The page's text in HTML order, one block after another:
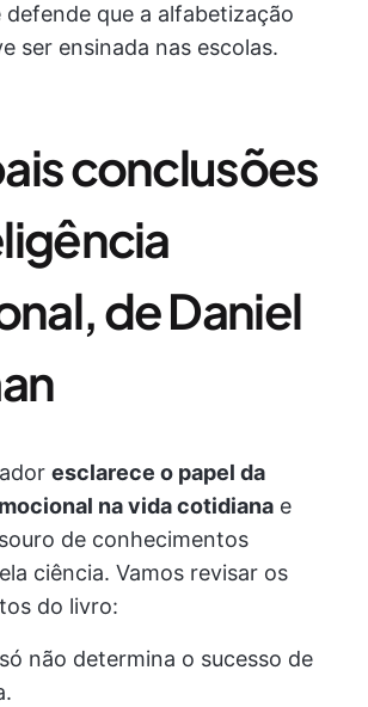
defende que a alfabetização
ser ensinada nas escolas.
conclusões
de Daniel
esclarece o papel da
na vida cotidiana e
de conhecimentos
ciência. Vamos revisar os
do livro:
não determina o sucesso de